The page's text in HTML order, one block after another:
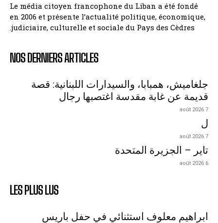
Le média citoyen francophone du Liban a été fondé
en 2006 et présente l’actualité politique, économique,
judiciaire, culturelle et sociale du Pays des Cèdres.
NOS DERNIERS ARTICLES
جلغاميش، همبابا، والسيدارات اللبنانية: قصة
قديمة عن غابة مقدسة اغتصبها رجال
7 août 2026
ل
7 août 2026
تاير – الجزيرة المتحدة
6 août 2026
LES PLUS LUS
ابراهيم معلوف استثنائي في حفل باريس